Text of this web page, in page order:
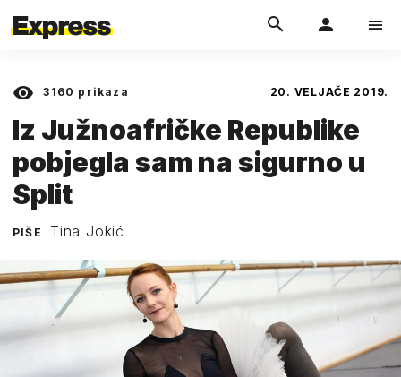
3160 prikaza 20. VELJAČE 2019.
Iz Južnoafričke Republike
pobjegla sam na sigurno u
Split
PIŠE Tina Jokić